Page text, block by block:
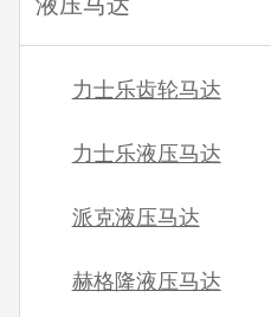
力士乐齿轮马达
力士乐液压马达
派克液压马达
赫格隆液压马达